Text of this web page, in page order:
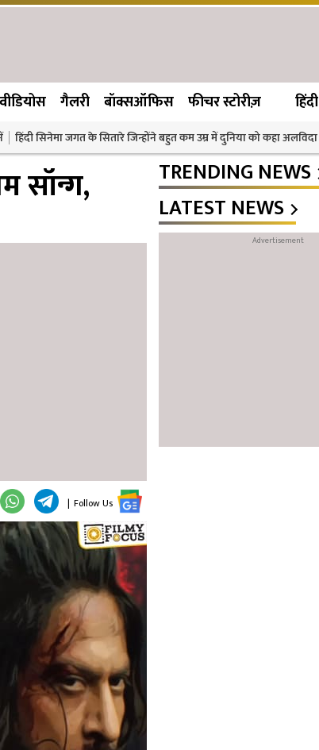
वीडियोस गैलरी बॉक्सऑफिस फीचर स्टोरीज़ हिंदी
हिंदी सिनेमा जगत के सितारे जिन्होंने बहुत कम उम्र में दुनिया को कहा अलविदा
सॉन्ग,
| Follow Us
TRENDING NEWS
LATEST NEWS